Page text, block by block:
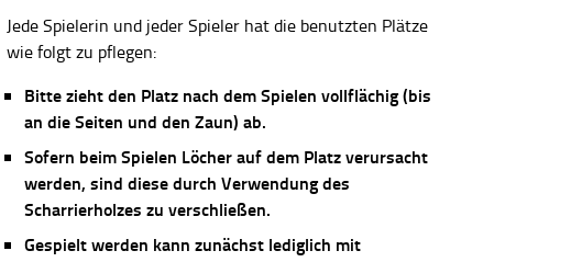
Jede Spielerin und jeder Spieler hat die benutzten Plätze
wie folgt zu pflegen:
Bitte zieht den Platz nach dem Spielen vollflächig (bis
an die Seiten und den Zaun) ab.
Sofern beim Spielen Löcher auf dem Platz verursacht
werden, sind diese durch Verwendung des
Scharrierholzes zu verschließen.
Gespielt werden kann zunächst lediglich mit